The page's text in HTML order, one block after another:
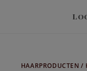
HAARPRODUCTEN /